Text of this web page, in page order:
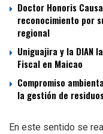
Doctor Honoris
reconocimiento por
regional
Uniguajira y la DIAN
Fiscal en Maicao
Compromiso
la gestión de
En este sentido se